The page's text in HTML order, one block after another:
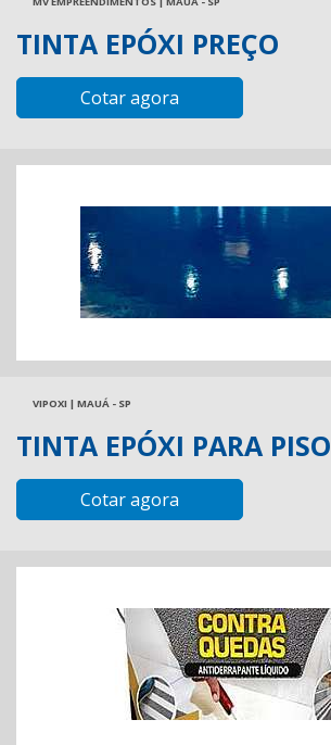
TINTA EPÓXI PREÇO
Cotar agora
VIPOXI | MAUÁ - SP
TINTA EPÓXI PARA PISO
Cotar agora